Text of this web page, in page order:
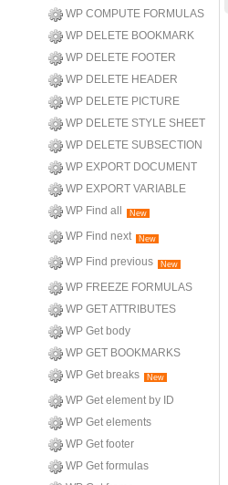
WP COMPUTE FORMULAS
WP DELETE BOOKMARK
WP DELETE FOOTER
WP DELETE HEADER
WP DELETE PICTURE
WP DELETE STYLE SHEET
WP DELETE SUBSECTION
WP EXPORT DOCUMENT
WP EXPORT VARIABLE
WP Find all
New
WP Find next New
WP Find previous New
WP FREEZE FORMULAS
WP GET ATTRIBUTES
WP Get body
WP GET BOOKMARKS
WP Get breaks
New
WP Get element by ID
WP Get elements
WP Get footer
WP Get formulas